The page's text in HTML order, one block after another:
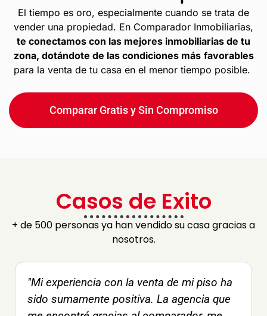
El tiempo es oro, especialmente cuando se trata de
vender una propiedad. En Comparador Inmobiliarias,
te conectamos con las mejores inmobiliarias de tu
zona, dotándote de las condiciones más favorables
para la venta de tu casa en el menor tiempo posible.
Comparar Gratis y Sin Compromiso
Casos de Exito
+ de 500 personas ya han vendido su casa gracias a
nosotros.
"Mi experiencia con la venta de mi piso ha
sido sumamente positiva. La agencia que